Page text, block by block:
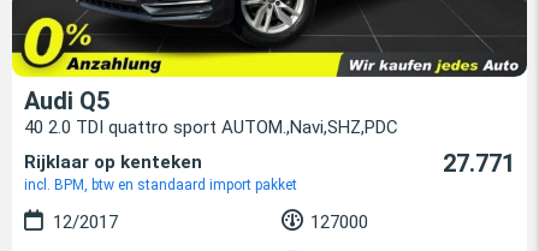
Audi Q5
40 2.0 TDI quattro sport AUTOM.,Navi,SHZ,PDC
Rijklaar op kenteken
incl. BPM, btw en standaard import pakket
27.771
12/2017
127000